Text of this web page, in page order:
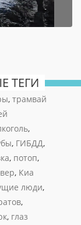
ТЕГИ
, трамвай
,
, ГИБДД,
, потоп,
, Киа
люди,
,
, глаз